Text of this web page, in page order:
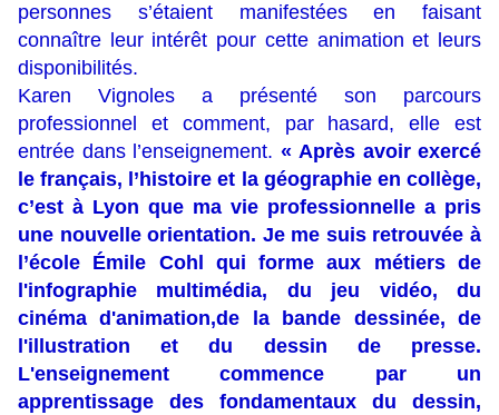
personnes s’étaient manifestées en faisant
connaître leur intérêt pour cette animation et leurs
disponibilités.
Karen Vignoles a présenté son parcours
professionnel et comment, par hasard, elle est
entrée dans l’enseignement. « Après avoir exercé
le français, l’histoire et la géographie en collège,
c’est à Lyon que ma vie professionnelle a pris
une nouvelle orientation. Je me suis retrouvée à
l’école Émile Cohl qui forme aux métiers de
l'infographie multimédia, du jeu vidéo, du
cinéma d'animation,de la bande dessinée, de
l'illustration et du dessin de presse.
L'enseignement commence par un
apprentissage des fondamentaux du dessin,